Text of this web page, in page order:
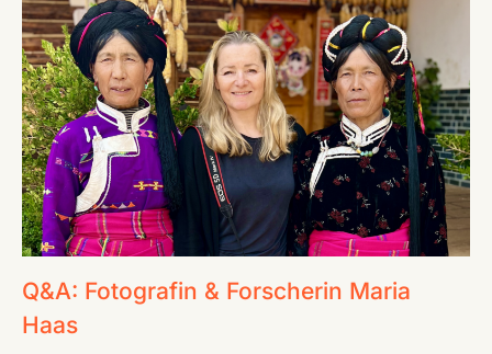
Q&A: Fotografin & Forscherin Maria
Haas